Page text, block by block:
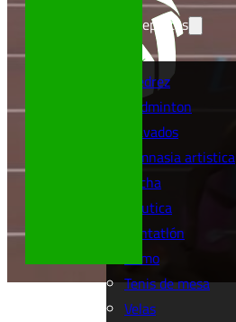
Más deportes
Ajedrez
Badminton
Clavados
Gimnasia artistica
Lucha
Náutica
Pentatlón
Remo
Tenis de mesa
Velas